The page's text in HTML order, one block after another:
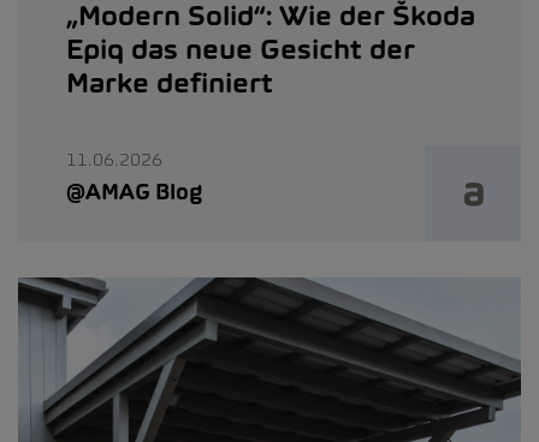
„Modern Solid“: Wie der Škoda
Epiq das neue Gesicht der
Marke definiert
11.06.2026
@AMAG Blog